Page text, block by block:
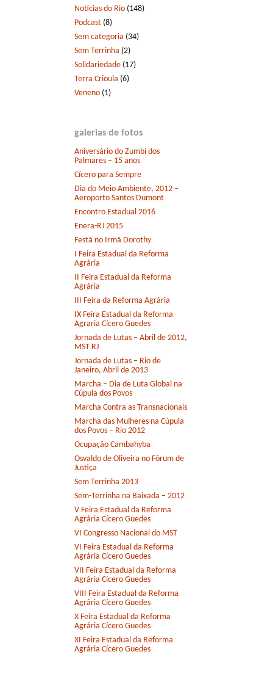
Notícias do Rio (148)
Podcast (8)
Sem categoria (34)
Sem Terrinha (2)
Solidariedade (17)
Terra Crioula (6)
Veneno (1)
galerias de fotos
Aniversário do Zumbi dos
Palmares – 15 anos
Cícero para Sempre
Dia do Meio Ambiente, 2012 –
Aeroporto Santos Dumont
Encontro Estadual 2016
Enera-RJ 2015
Festã no Irmã Dorothy
I Feira Estadual da Reforma
Agrária
II Feira Estadual da Reforma
Agrária
III Feira da Reforma Agrária
IX Feira Estadual da Reforma
Agraria Cícero Guedes
Jornada de Lutas – Abril de 2012,
MST RJ
Jornada de Lutas – Rio de
Janeiro, Abril de 2013
Marcha – Dia de Luta Global na
Cúpula dos Povos
Marcha Contra as Transnacionais
Marcha das Mulheres na Cúpula
dos Povos – Rio 2012
Ocupação Cambahyba
Osvaldo de Oliveira no Fórum de
Justiça
Sem Terrinha 2013
Sem-Terrinha na Baixada – 2012
V Feira Estadual da Reforma
Agrária Cícero Guedes
VI Congresso Nacional do MST
VI Feira Estadual da Reforma
Agrária Cícero Guedes
VII Feira Estadual da Reforma
Agrária Cícero Guedes
VIII Feira Estadual da Reforma
Agrária Cícero Guedes
X Feira Estadual da Reforma
Agrária Cícero Guedes
XI Feira Estadual da Reforma
Agrária Cícero Guedes